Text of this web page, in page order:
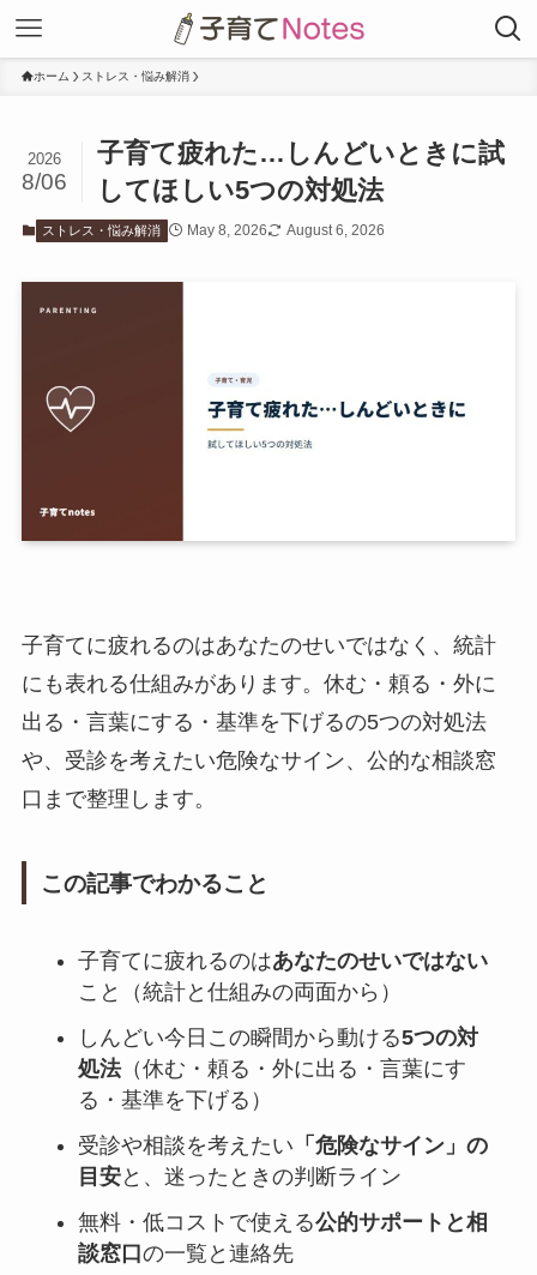
ホーム ストレス・悩み解消
子育て疲れた…しんどいときに試
してほしい5つの対処法
2026
8/06
ストレス・悩み解消 May 8, 2026 August 6, 2026
子育てに疲れるのはあなたのせいではなく、統計
にも表れる仕組みがあります。休む・頼る・外に
出る・言葉にする・基準を下げるの5つの対処法
や、受診を考えたい危険なサイン、公的な相談窓
口まで整理します。
この記事でわかること
子育てに疲れるのはあなたのせいではない
こと（統計と仕組みの両面から）
しんどい今日この瞬間から動ける5つの対
処法（休む・頼る・外に出る・言葉にす
る・基準を下げる）
受診や相談を考えたい 「危険なサイン」の
目安と、迷ったときの判断ライン
無料・低コストで使える公的サポートと相
談窓口 の一覧と連絡先